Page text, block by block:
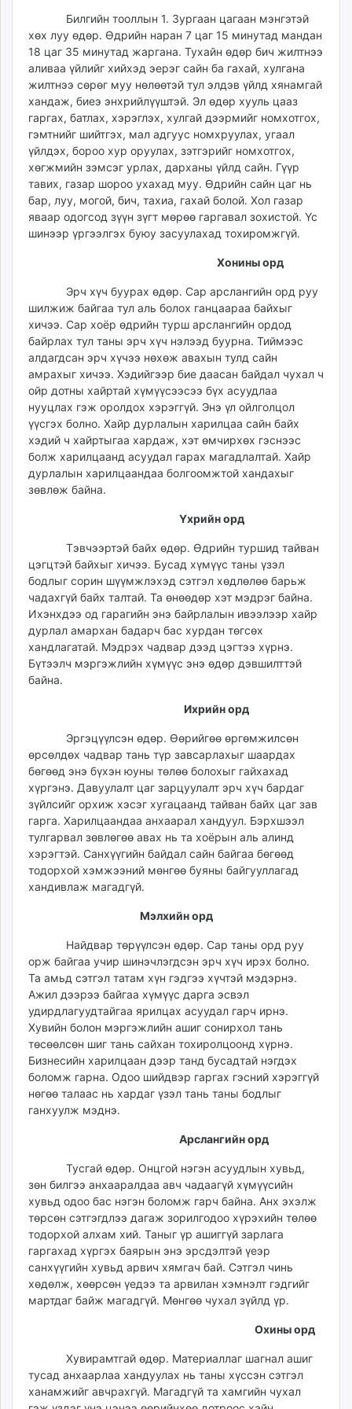
mnb.mn
Livetv.mn
Eguur.mn
24tsag.mn
shuud.mn
eagle.mn
ergelt.mn
zarig.mn
today.mn
zuv.mn
mminfo.mn
asu.mn
shudarga.mn
shuurhai.mn
unuudur.mn
isee.mn
mglradio.com
fact.mn
itoim.mn
tumen.mn
shuum.mn
unegui.mn
assa.mn
toim.mn
tac.mn
paparazzi.mn
unread.today
Билгийн тооллын 1. Зургаан цагаан мэнгэтэй
хөх луу өдөр. Өдрийн наран 7 цаг 15 минутад мандан
18 цаг 35 минутад жаргана. Тухайн өдөр бич жилтнээ
аливаа үйлийг хийхэд эерэг сайн ба гахай, хулгана
жилтнээ сөрөг муу нөлөөтэй тул элдэв үйлд хянамгай
хандаж, биеэ энхрийлүүштэй. Эл өдөр хууль цааз
гаргах, батлах, хэрэглэх, хулгай дээрмийг номхотгох,
гэмтнийг шийтгэх, мал адгуус номхруулах, угаал
үйлдэх, бороо хур оруулах, зэтгэрийг номхотгох,
хөгжмийн зэмсэг урлах, дарханы үйлд сайн. Гүүр
тавих, газар шороо ухахад муу. Өдрийн сайн цаг нь
бар, луу, могой, бич, тахиа, гахай болой. Хол газар
яваар одогсод зүүн зүгт мөрөө гаргавал зохистой. Үс
шинээр үргээлгэх буюу засуулахад тохиромжгүй.
Хонины орд
Эрч хүч буурах өдөр. Cap арслангийн орд руу
шилжиж байгаа тул аль болох ганцаараа байхыг
хичээ. Cap хоёр өдрийн турш арслангийн ордод
байрлах тул таны эрч хүч нэлээд буурна. Тиймээс
алдагдсан эрч хүчээ нөхөж авахын тулд сайн
амрахыг хичээ. Хэдийгээр бие даасан байдал чухал ч
ойр дотны хайртай хүмүүсээсээ бүх асуудлаа
нууцлах гэж оролдох хэрэггүй. Энэ үл ойлголцол
үүсгэх болно. Хайр дурлалын харилцаа сайн байх
хэдий ч хайртыгаа хардаж, хэт өмчирхөх гэснээс
болж харилцаанд асуудал гарах магадлалтай. Хайр
дурлалын харилцаандаа болгоомжтой хандахыг
зөвлөж байна.
Үхрийн орд
Тэвчээртэй байх өдөр. Өдрийн туршид тайван
цэгцтэй байхыг хичээ. Бусад хүмүүс таны үзэл
бодлыг сорин шүүмжлэхэд сэтгэл хөдлөлөө барьж
чадахгүй байх талтай. Та өнөөдөр хэт мэдрэг байна.
Ихэнхдээ од гарагийн энэ байрлалын ивээлээр хайр
дурлал амархан бадарч бас хурдан төгсөх
хандлагатай. Мэдрэх чадвар дээд цэгтээ хүрнэ.
Бүтээлч мэргэжлийн хүмүүс энэ өдөр дэвшилттэй
байна.
Ихрийн орд
Эргэцүүлсэн өдөр. Өөрийгөө өргөмжилсөн
өрсөлдөх чадвар тань түр завсарлахыг шаардах
бөгөөд энэ бүхэн юуны төлөө болохыг гайхахад
хүргэнэ. Давуулалт цаг зарцуулалт эрч хүч бардаг
зүйлсийг орхиж хэсэг хугацаанд тайван байх цаг зав
гарга. Харилцаандаа анхаарал хандуул. Бэрхшээл
тулгарвал зөвлөгөө авах нь та хоёрын аль алинд
хэрэгтэй. Санхүүгийн байдал сайн байгаа бөгөөд
тодорхой хэмжээний мөнгөө буяны байгууллагад
хандивлаж магадгүй.
Мэлхийн орд
Найдвар төрүүлсэн өдөр. Сар таны орд руу
орж байгаа учир шинэчлэгдсэн эрч хүч ирэх болно.
Та амьд сэтгэл татам хүн гэдгээ хүчтэй мэдэрнэ.
Ажил дээрээ байгаа хүмүүс дарга эсвэл
удирдлагуудтайгаа ярилцах асуудал гарч ирнэ.
Хувийн болон мэргэжлийн ашиг сонирхол тань
төсөөлсөн шиг тань сайхан тохиролцоонд хүрнэ.
Бизнесийн харилцаан дээр танд бусадтай нэгдэх
боломж гарна. Одоо шийдвэр гаргах гэсний хэрэггүй
нөгөө талаас нь хардаг үзэл тань таны бодлыг
ганхуулж мэднэ.
Арслангийн орд
Тусгай өдөр. Онцгой нэгэн асуудлын хувьд,
зөн билгээ анхааралдаа авч чадаагүй хүмүүсийн
хувьд одоо бас нэгэн боломж гарч байна. Анх эхэлж
төрсөн сэтгэгдлээ дагаж зорилгодоо хүрэхийн төлөө
тодорхой алхам хий. Таныг үр ашиггүй зарлага
гаргахад хүргэх баярын энэ эрсдэлтэй үеэр
санхүүгийн хувьд арвич хямгач бай. Сэтгэл чинь
хөдөлж, хөөрсөн үедээ та арвилан хэмнэлт гэдгийг
мартдаг байж магадгүй. Мөнгөө чухал зүйлд үр.
Охины орд
Хувирамтгай өдөр. Материаллаг шагнал ашиг
тусад анхаарлаа хандуулах нь таны хүссэн сэтгэл
ханамжийг авчрахгүй. Магадгүй та хамгийн чухал